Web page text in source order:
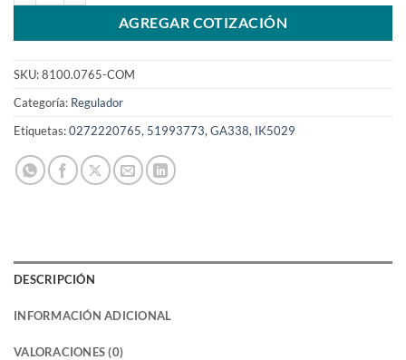
AGREGAR COTIZACIÓN
SKU:8100.0765-COM
Categoría: Regulador
Etiquetas:0272220765, 51993773, GA338, IK5029
DESCRIPCIÓN
INFORMACIÓN ADICIONAL
VALORACIONES (0)